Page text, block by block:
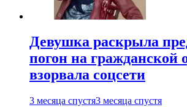
Девушка раскрыла
погон на гражданской
взорвала соцсети
3 месяца спустя3 месяца спустя